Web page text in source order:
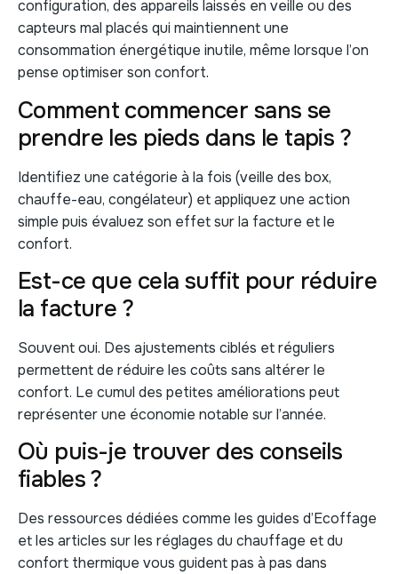
configuration, des appareils laissés en veille ou des
capteurs mal placés qui maintiennent une
consommation énergétique inutile, même lorsque l’on
pense optimiser son confort.
Comment commencer sans se
prendre les pieds dans le tapis ?
Identifiez une catégorie à la fois (veille des box,
chauffe-eau, congélateur) et appliquez une action
simple puis évaluez son effet sur la facture et le
confort.
Est-ce que cela suffit pour réduire
la facture ?
Souvent oui. Des ajustements ciblés et réguliers
permettent de réduire les coûts sans altérer le
confort. Le cumul des petites améliorations peut
représenter une économie notable sur l’année.
Où puis-je trouver des conseils
fiables ?
Des ressources dédiées comme les guides d’Ecoffage
et les articles sur les réglages du chauffage et du
confort thermique vous guident pas à pas dans